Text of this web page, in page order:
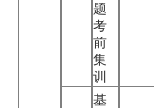
题
考
前
集
训
基